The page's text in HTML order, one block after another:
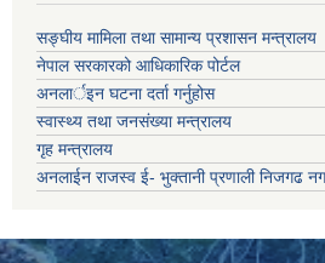
सङ्‍घीय मामिला तथा सामान्य प्रशासन मन्त्रालय
नेपाल सरकारको आधिकारिक पोर्टल
अनलार्इन घटना दर्ता गर्नुहोस
स्वास्थ्य तथा जनसंख्या मन्त्रालय
गृह मन्त्रालय
अनलाईन राजस्व ई- भुक्तानी प्रणाली निजगढ